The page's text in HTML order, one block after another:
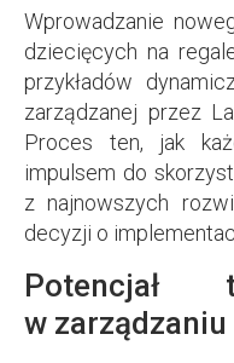
Wprowadzanie
dziecięcych na
przykładów
zarządzanej przez
Proces ten, jak
impulsem do
z najnowszych
decyzji o
Potencjał
w zarządzaniu